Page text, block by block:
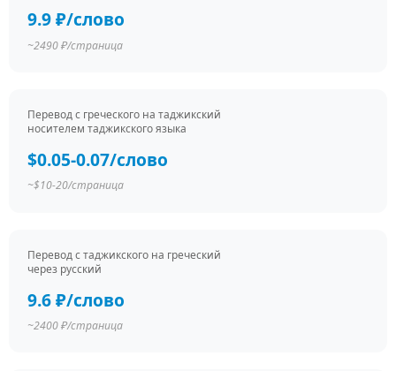
9.9 ₽/слово
~2490 ₽/страница
Перевод c греческого на таджикский
носителем таджикского языка
$0.05-0.07/слово
~$10-20/страница
Перевод c таджикского на греческий
через русский
9.6 ₽/слово
~2400 ₽/страница